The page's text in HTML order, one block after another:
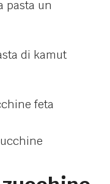
pasta un
di kamut